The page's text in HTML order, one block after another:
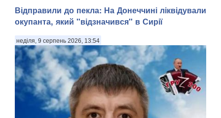
Відправили до пекла: На Донеччині ліквідували
окупанта, який "відзначився" в Сирії
неділя, 9 серпень 2026, 13:54